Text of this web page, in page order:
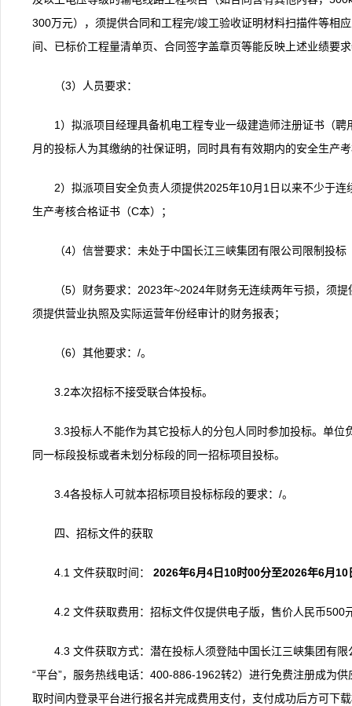
300万元），须提供合同和工程完/竣工验收证明材料扫描件等相
间、已标价工程量清单页、合同签字盖章页等能反映上述业绩要
（3）人员要求：
1）拟派项目经理具备机电工程专业一级建造师注册证书（
月的投标人为其缴纳的社保证明，同时具有有效期内的安全生产
2）拟派项目安全负责人须提供2025年10月1日以来不少于
生产考核合格证书（C本）；
（4）信誉要求：未处于中国长江三峡集团有限公司限制投
（5）财务要求：2023年~2024年财务无连续两年亏损，须
须提供营业执照及实际运营年份经审计的财务报表；
（6）其他要求：/。
3.2本次招标不接受联合体投标。
3.3投标人不能作为其它投标人的分包人同时参加投标。单
同一标段投标或者未划分标段的同一招标项目投标。
3.4各投标人可就本招标项目投标标段的要求：/。
四、招标文件的获取
4.1 文件获取时间： 2026年6月4 日 10时00分至2026年6月 10
4.2 文件获取费用：招标文件仅提供电子版，售价人民币500
4.3 文件获取方式：潜在投标人须登陆中国长江三峡集团有
“平台”，服务热线电话：400-886-1962转2）进行免费注册成为
取时间内登录平台进行报名并完成费用支付，支付成功后方可下